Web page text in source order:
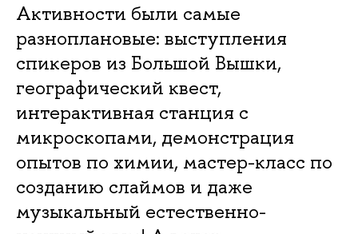
Активности были самые
разноплановые: выступления
спикеров из Большой Вышки,
географический квест,
интерактивная станция с
микроскопами, демонстрация
опытов по химии, мастер-класс по
созданию слаймов и даже
музыкальный естественно-